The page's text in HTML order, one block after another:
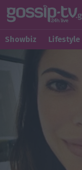
Showbiz Lifestyle